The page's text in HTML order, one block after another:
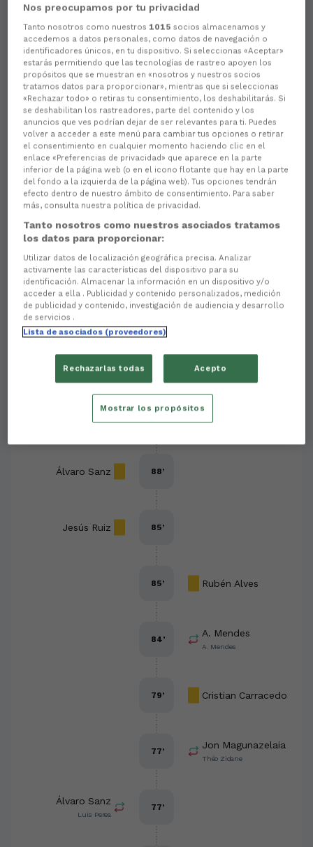
48
GALERÍA | RACING CLUB FERROL
vs CÓRDOBA CF | A Malata |
JORNADA 28
PRIMER EQUIPO
Eventos del partido
Jacobo González
90
Álvaro Sanz 88’
Jesús Ruiz 85’
Rubén Alves
85’
A. Mendes
A. Mendes
84’
Cristian Carracedo
79’
Jon Magunazelaia
Théo Zidane
77’
Álvaro Sanz
Luis Perea
77’
Nos preocupamos por tu privacidad
Tanto nosotros como nuestros 1015 socios almacenamos y
accedemos a datos personales, como datos de navegación o
identificadores únicos, en tu dispositivo. Si seleccionas «Aceptar»
estarás permitiendo que las tecnologías de rastreo apoyen los
propósitos que se muestran en «nosotros y nuestros socios
tratamos datos para proporcionar», mientras que si seleccionas
«Rechazar todo» o retiras tu consentimiento, los deshabilitarás. Si
se deshabilitan los rastreadores, parte del contenido y los
anuncios que ves podrían dejar de ser relevantes para ti. Puedes
volver a acceder a este menú para cambiar tus opciones o retirar
el consentimiento en cualquier momento haciendo clic en el
enlace «Preferencias de privacidad» que aparece en la parte
inferior de la página web (o en el icono flotante que hay en la parte
del fondo a la izquierda de la página web). Tus opciones tendrán
efecto dentro de nuestro ámbito de consentimiento. Para saber
más, consulta nuestra política de privacidad.
Tanto nosotros como nuestros asociados tratamos
los datos para proporcionar:
Utilizar datos de localización geográfica precisa. Analizar
activamente las características del dispositivo para su
identificación. Almacenar la información en un dispositivo y/o
acceder a ella . Publicidad y contenido personalizados, medición
de publicidad y contenido, investigación de audiencia y desarrollo
de servicios .
Lista de asociados (proveedores)
Rechazarlas todas Acepto
Mostrar los propósitos